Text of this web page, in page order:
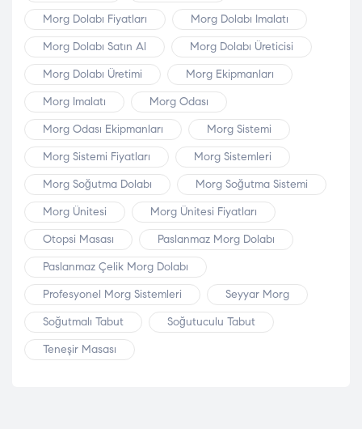
Morg Dolabı Fiyatları
Morg Dolabı Imalatı
Morg Dolabı Satın Al
Morg Dolabı Üreticisi
Morg Dolabı Üretimi
Morg Ekipmanları
Morg Imalatı
Morg Odası
Morg Odası Ekipmanları
Morg Sistemi
Morg Sistemi Fiyatları
Morg Sistemleri
Morg Soğutma Dolabı
Morg Soğutma Sistemi
Morg Ünitesi
Morg Ünitesi Fiyatları
Otopsi Masası
Paslanmaz Morg Dolabı
Paslanmaz Çelik Morg Dolabı
Profesyonel Morg Sistemleri
Seyyar Morg
Soğutmalı Tabut
Soğutuculu Tabut
Teneşir Masası